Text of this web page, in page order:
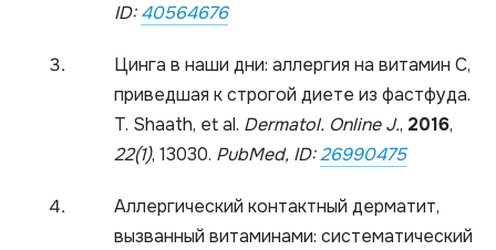
ID: ​40564676
Цинга в наши дни: аллергия на витамин С,
приведшая к строгой диете из фастфуда.
T. Shaath, et al. Dermatol. Online J., 2016,
22(1), 13030.​ PubMed, ID:26990475
Аллергический контактный дерматит,
вызванный витаминами: систематический